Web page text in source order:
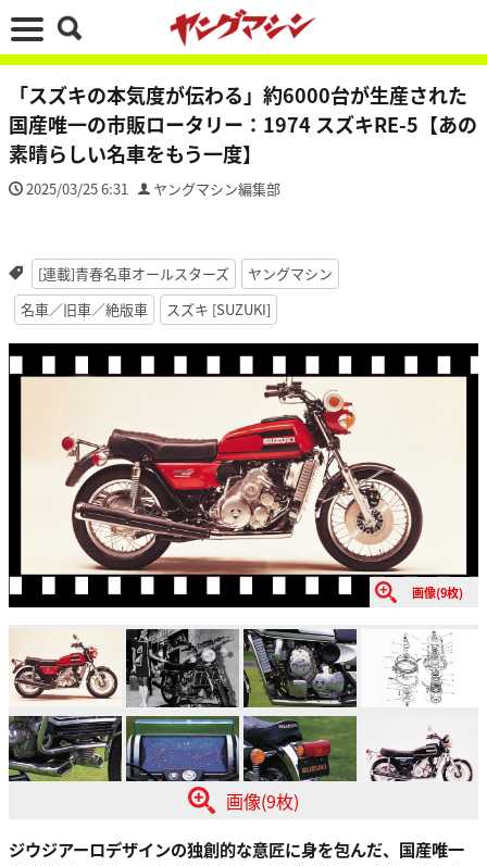
「スズキの本気度が伝わる」約6000台が生産された
国産唯一の市販ロータリー：1974 スズキRE-5【あの
素晴らしい名車をもう一度】
2025/03/25 6:31 ヤングマシン編集部
[連載]青春名車オールスターズ
ヤングマシン
名車／旧車／絶版車
スズキ [SUZUKI]
画像(9枚)
画像(9枚)
ジウジアーロデザインの独創的な意匠に身を包んだ、国産唯一